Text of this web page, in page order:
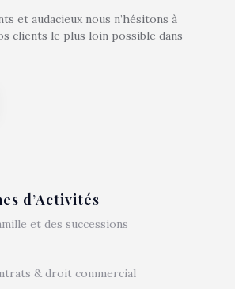
et audacieux nous n’hésitons à
clients le plus loin possible dans
d’Activités
et des successions
& droit commercial